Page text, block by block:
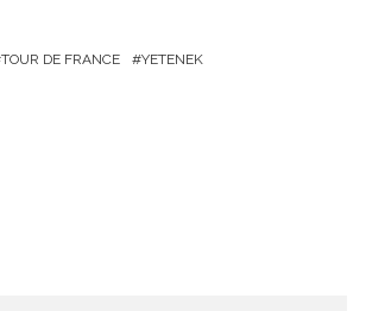
TOUR DE FRANCE YETENEK